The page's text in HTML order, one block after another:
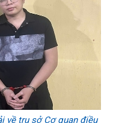
về trụ sở Cơ quan điều